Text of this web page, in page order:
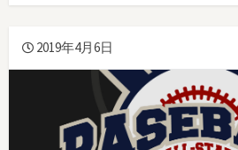
テ
リ2019年4月6日